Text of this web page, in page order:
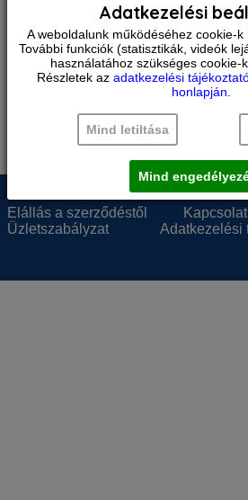
design:priby.com, developed
A árak bruttó árak, a 27%
Elállás a szerződéstől
Kapcsolat
Üzletszabályzat
Adatkezelési
Adatkezelési
A weboldalunk működéséhez cookie-
További funkciók (statisztikák, videók
használatához szükséges cookie-
Részletek az adatkezelési
honlapján.
Mind letiltása
Mind